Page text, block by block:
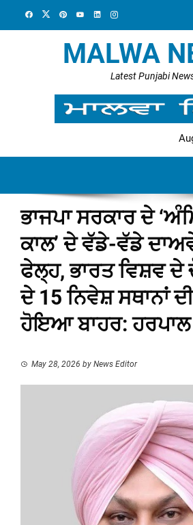
MALWA
Latest Punjabi
ਭਾਜਪਾ ਸਰਕਾਰ ਦੇ
ਕਾਲ’ ਦੇ ਵੱਡੇ-ਵੱਡੇ
ਫੇਲ੍ਹ, ਭਾਰਤ ਵਿਸ਼ਵ ਦੇ
ਦੇ 15 ਨਿਵੇਸ਼ ਸਥਾਨਾਂ
ਹੋਇਆ ਬਾਹਰ: ਹਰਪਾਲ
May 28, 2026 by News Editor